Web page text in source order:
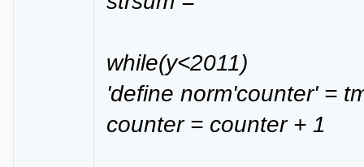
while(y<2011)
'define norm'counter' =
counter = counter + 1